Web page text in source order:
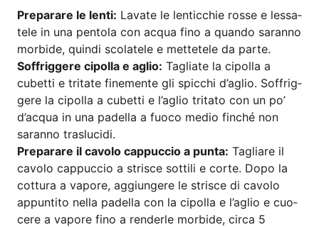
Pre­para­re le len­ti: Lava­te le len­ti­c­chie ros­se e les­sa­
te­le in una pen­to­la con acqua fino a quan­do saran­no
mor­bi­de, quin­di sco­l­ate­le e met­te­te­le da parte.
Soff­rig­ge­re cipol­la e aglio: Taglia­te la cipol­la a
cubet­ti e tri­ta­te fine­men­te gli spic­chi d’aglio. Soff­rig­
ge­re la cipol­la a cubet­ti e l’aglio tri­ta­to con un po’
d’ac­qua in una padel­la a fuo­co medio fin­ché non
saran­no traslucidi.
Pre­para­re il cavo­lo cap­puc­cio a pun­ta: Taglia­re il
cavo­lo cap­puc­cio a stris­ce sot­ti­li e cor­te. Dopo la
cot­tu­ra a vapo­re, aggi­unge­re le stris­ce di cavo­lo
appun­ti­to nella padel­la con la cipol­la e l’aglio e cuo­
ce­re a vapo­re fino a ren­der­le mor­bi­de, cir­ca 5